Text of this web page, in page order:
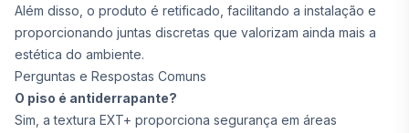
Além disso, o produto é retificado, facilitando a instalação e
proporcionando juntas discretas que valorizam ainda mais a
estética do ambiente.
Perguntas e Respostas Comuns
O piso é antiderrapante?
Sim, a textura EXT+ proporciona segurança em áreas